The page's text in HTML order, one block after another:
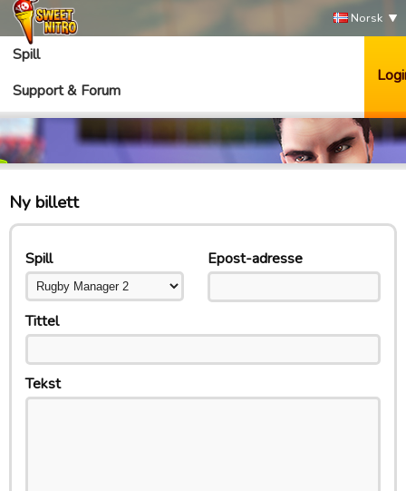
Norsk
Spill
Support & Forum
Ny billett
Epost-adresse
Spill
Tittel
Tekst